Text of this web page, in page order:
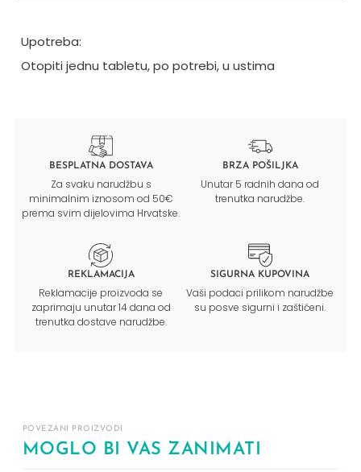
Upotreba:
Otopiti jednu tabletu, po potrebi, u ustima
BESPLATNA DOSTAVA
Za svaku narudžbu s
minimalnim iznosom od 50€
prema svim dijelovima Hrvatske.
BRZA POŠILJKA
Unutar 5 radnih dana od
trenutka narudžbe.
REKLAMACIJA
Reklamacije proizvoda se
zaprimaju unutar 14 dana od
trenutka dostave narudžbe.
SIGURNA KUPOVINA
Vaši podaci prilikom narudžbe
su posve sigurni i zaštićeni.
POVEZANI PROIZVODI
MOGLO BI VAS ZANIMATI